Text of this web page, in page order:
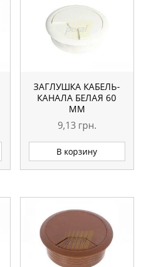
ЗАГЛУШКА КАБЕЛЬ-
КАНАЛА БЕЛАЯ 60
ММ
9,13 грн.
В корзину